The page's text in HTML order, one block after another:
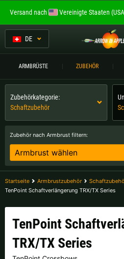
DE
ARMBRÜSTE ZUBEHÖR
Zubehör nach Armbrust filtern:
Zubehörkategorie:
Schaftzubehör
Startseite Armbrustzubehör
TenPoint Schaftverlängerung TRX/TX Series
TenPoint
TRX/TX Series
ARROW IN
Die besten
Bitte wählen Sie
Englisch
Deutsch (AT)
Bitte wählen Sie Ihre
Belgien |€
Finnland |€
Italien |€
Versand nach Vereinigte Staaten